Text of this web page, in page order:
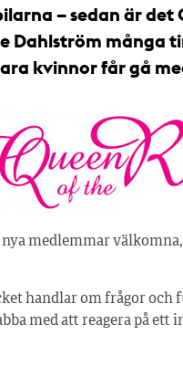
– sedan är det
Dahlström många
kvinnor får gå
medlemmar
handlar om frågor och
med att reagera på ett